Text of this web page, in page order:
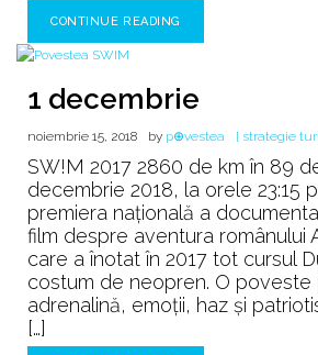
CONTINUE READING
1 decembrie
noiembrie 15, 2018 by p⊕vestea [ strategie
SW!M 2017 2860 de km în 89
decembrie 2018, la orele 23:15
premiera națională a
film despre aventura românului
care a înotat în 2017 tot cursul
costum de neopren. O poveste
adrenalină, emoții, haz și
[…]